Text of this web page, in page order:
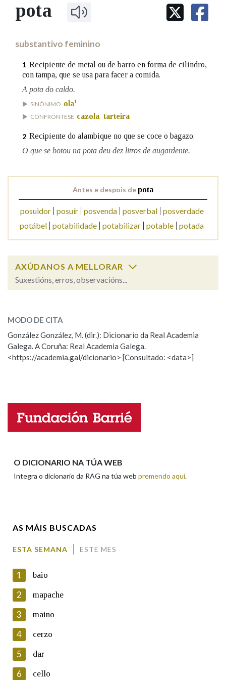
IDENTIDADE CORPORATIVA
MARCIAL DEL ADALID
FIGURAS HOMENAXEADAS
PRIMAVERA DAS LETRAS
PORTAL DAS PALABRAS
Facebook
TwitterYoutubeInstagram
Bluesky
BUSCAR NOS LEMAS
Remata por
BUSCAR NO CONTIDO
Nas definicións
Nos exemplos
Na fraseoloxía
Marcas gramaticais
Pertence a
LIMPAR
pota
substantivo feminino
1 Recipiente de metal ou de barro en forma de cilindro,
con tampa, que se usa para facer a comida.
A pota do caldo.
SINÓNIMO ola1
CONFRÓNTESE cazola tarteira
2 Recipiente do alambique no que se coce o bagazo.
O que se botou na pota deu dez litros de augardente.
Antes e despois depota
posuidor posuír posvenda posverbal
posverdade
potábel potabilidade potabilizar potable potada
AXÚDANOS A MELLORAR
Suxestións, erros, observacións...
ESCOLLE UNHA OPCIÓN:
Observación Hai un erro na palabra
Propoño mellorar a definición
Nome
En cumprimento da normativa vixente en materia de
Protección de Datos de Carácter Persoal, a Real Academia
Galega informa a aqueles usuarios que faciliten o seu correo
electrónico, así como calquera outra información de carácter
persoal, que estes datos serán obxecto de tratamento
automatizado de carácter confidencial e incorporados aos seus
ficheiros informáticos. Así mesmo, os usuarios poderán exercer o
MODO DE CITA
González González, M. (dir.): Dicionario da Real Academia
Galega. A Coruña: Real Academia Galega.
<https://academia.gal/dicionario> [Consultado: <data>]
O DICIONARIO NA TÚA WEB
Integra o dicionario da RAG na túa web premendo aquí.
AS MÁIS BUSCADAS
ESTA SEMANA ESTE MES
1 baio
2 mapache
3 maino
4 cerzo
5 dar
6 cello